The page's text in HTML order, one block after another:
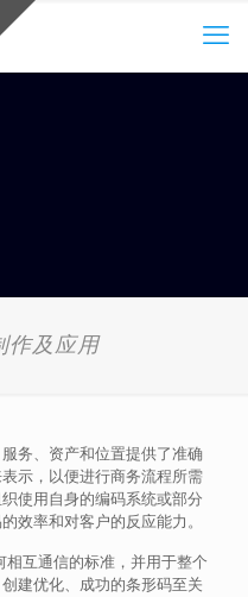
作及应用
务、资产和位置提供了准确
示，以便进行商务流程所需
使用自身的编码系统或部分
效率和对客户的反应能力。
互通信的标准，并用于整个
建优化、成功的条形码至关